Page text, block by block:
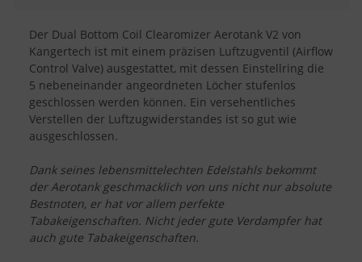
Der Dual Bottom Coil Clearomizer Aerotank V2 von
Kangertech ist mit einem präzisen Luftzugventil (Airflow
Control Valve) ausgestattet, mit dessen Einstellring die
5 nebeneinander angeordneten Löcher stufenlos
geschlossen werden können. Ein versehentliches
Verstellen der Luftzugwiderstandes ist so gut wie
ausgeschlossen.
Dank seines lebensmittelechten Edelstahls bekommt
der Aerotank geschmacklich von uns nicht nur absolute
Bestnoten, er hat vor allem perfekte
Tabakeigenschaften. Nicht jeder gute Verdampfer hat
auch gute Tabakeigenschaften.